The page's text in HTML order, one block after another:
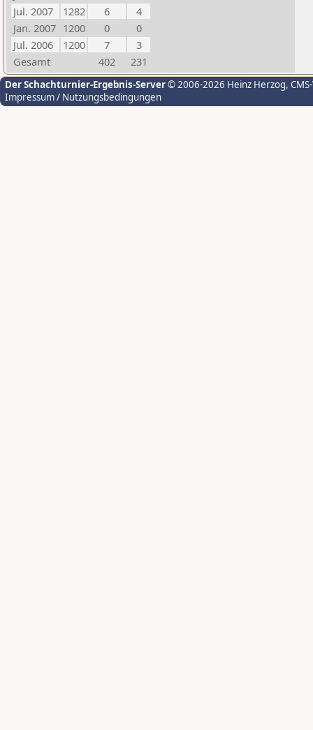
Jul. 2007
1282 6
4
Jan. 2007 1200 0
0
Jul. 2006
1200 7
3
Gesamt
402 231
Der Schachturnier-Ergebnis-Server© 2006-2026 Heinz Herzog,
Impressum / Nutzungsbedingungen